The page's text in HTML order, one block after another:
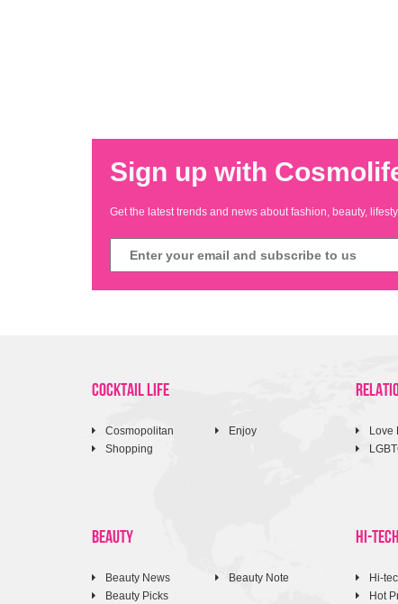
Sign up with
Get the latest trends and news about fashion, beauty,
COCKTAIL LIFE
Cosmopolitan
Shopping
Enjoy
Love
BEAUTY
Beauty News
Beauty Picks
Beauty Note
HI-TECH
Hi-
Hot